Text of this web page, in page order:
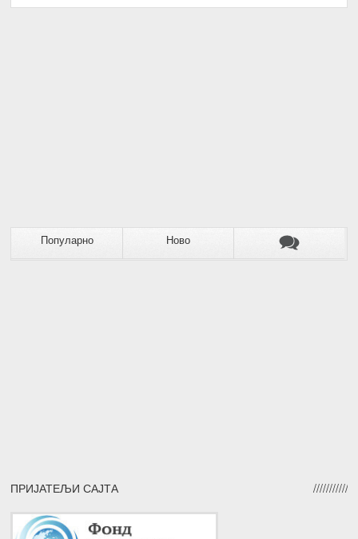
Популарно Ново
ПРИЈАТЕЉИ САЈТА